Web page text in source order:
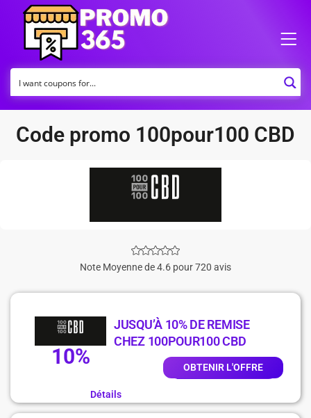
Code promo 100pour100 CBD
Note Moyenne de 4.6 pour 720 avis
10%
JUSQU’À 10% DE REMISE
CHEZ 100POUR100 CBD
OBTENIR L'OFFRE
Détails